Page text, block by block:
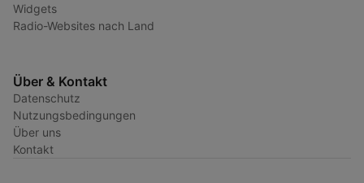
Widgets
Radio-Websites nach Land
Über & Kontakt
Datenschutz
Nutzungsbedingungen
Über uns
Kontakt